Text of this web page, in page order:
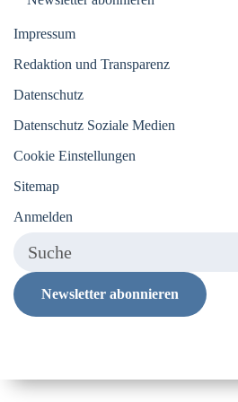
Impressum
Redaktion und Transparenz
Datenschutz
Datenschutz Soziale Medien
Cookie Einstellungen
Sitemap
Anmelden
Newsletter abonnieren